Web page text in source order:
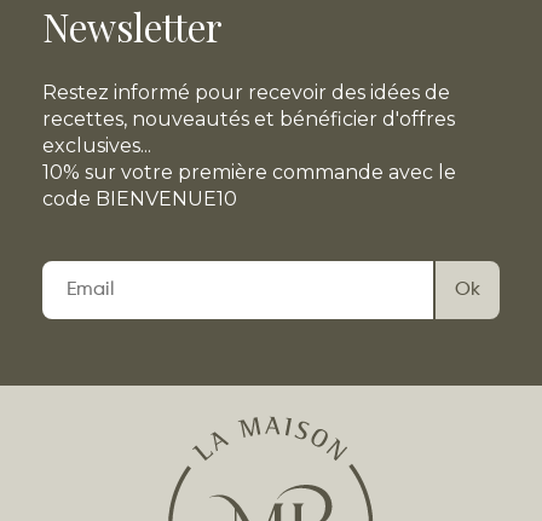
Newsletter
Restez informé pour recevoir des idées de
recettes, nouveautés et bénéficier d'offres
exclusives...
10% sur votre première commande avec le
code BIENVENUE10
Veuillez
laisser